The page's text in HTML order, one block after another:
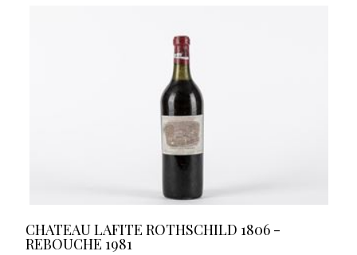
CHATEAU LAFITE ROTHSCHILD 1806 -
REBOUCHE 1981